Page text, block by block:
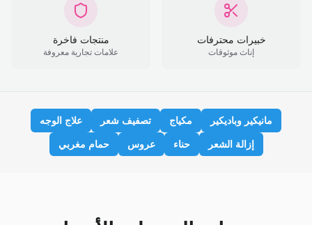
خبيرات محترفات
إناث موثوقات
منتجات فاخرة
علامات تجارية معروفة
مانيكير وباديكير مكياج تصفيف شعر
علاج الوجه
إزالة الشعر
حناء عروس حمام مغربي